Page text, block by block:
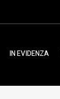
IN EVIDENZA